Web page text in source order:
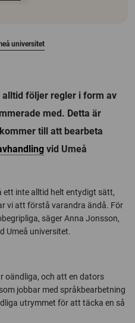
universitet
följer regler i form av
med. Detta är
till att bearbeta
vid Umeå
ett inte alltid helt entydigt sätt,
vi att förstå varandra ändå. För
säger Anna Jonsson,
Umeå universitet.
oändliga, och att en dators
jobbar med språkbearbetning
utrymmet för att täcka en så